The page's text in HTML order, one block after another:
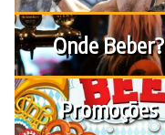
Onde Beber?
Promoções